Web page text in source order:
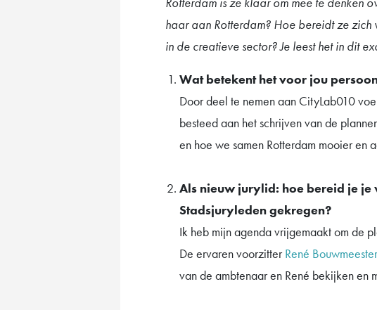
haar aan Rotterdam? Hoe bereidt ze
in de creatieve sector? Je leest het in dit
Wat betekent het voor jou
Door deel te nemen aan CityLab010
besteed aan het schrijven van de
en hoe we samen Rotterdam mooier en
Als nieuw jurylid: hoe bereid je je
Stadsjuryleden gekregen?
Ik heb mijn agenda vrijgemaakt om de
De ervaren voorzitterRené Bouwmeester
van de ambtenaar en René bekijken en